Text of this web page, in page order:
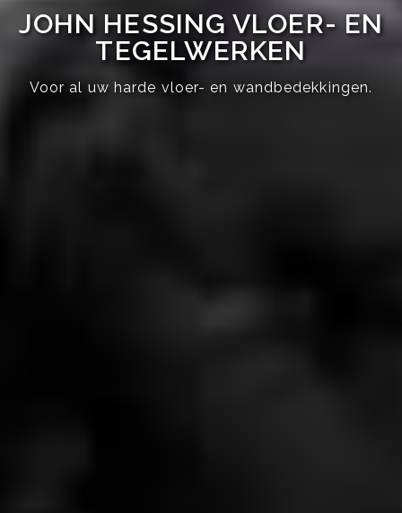
JOHN HESSING VLOER- EN
TEGELWERKEN
Voor al uw harde vloer- en wandbedekkingen.